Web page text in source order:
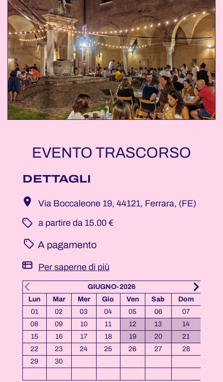
EVENTO TRASCORSO
DETTAGLI
Via Boccaleone 19, 44121, Ferrara, (FE)
­ a partire da 15.00 €
A pagamento
Per saperne di più
GIUGNO-2026
Lun
Mar Mer Gio Ven Sab
Dom
01
02 03 04 05 06
07
08
09 10 11 12 13
14
15
16 17 18 19 20
21
22
23 24 25 26 27
28
29
30